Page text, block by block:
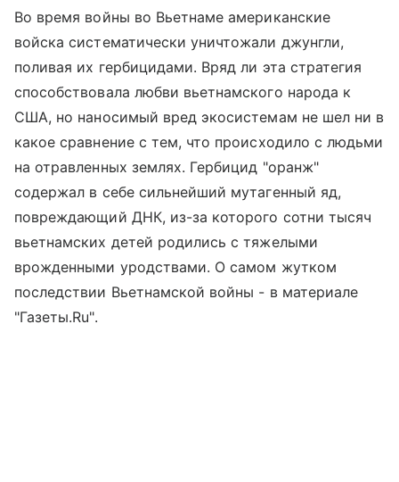
Во время войны во Вьетнаме американские
войска систематически уничтожали джунгли,
поливая их гербицидами. Вряд ли эта стратегия
способствовала любви вьетнамского народа к
США, но наносимый вред экосистемам не шел ни в
какое сравнение с тем, что происходило с людьми
на отравленных землях. Гербицид "оранж"
содержал в себе сильнейший мутагенный яд,
повреждающий ДНК, из-за которого сотни тысяч
вьетнамских детей родились с тяжелыми
врожденными уродствами. О самом жутком
последствии Вьетнамской войны - в материале
"Газеты.Ru".